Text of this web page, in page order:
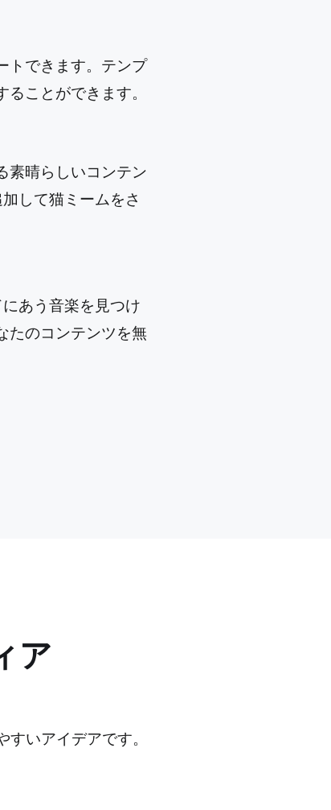
トできます。テンプ
ことができます。
素晴らしいコンテン
して猫ミームをさ
あう音楽を見つけ
たのコンテンツを無
ア
いアイデアです。